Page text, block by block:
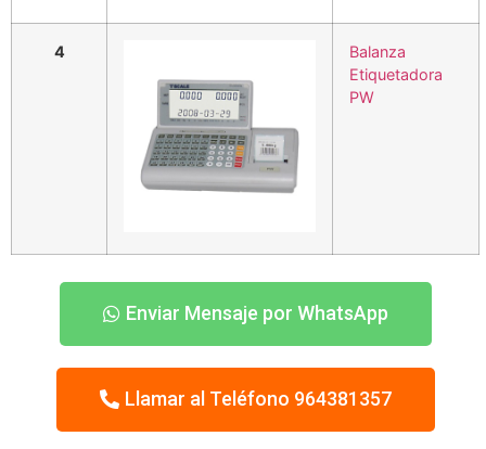
4
Balanza
Etiquetadora
PW
Enviar Mensaje por WhatsApp
Llamar al Teléfono 964381357